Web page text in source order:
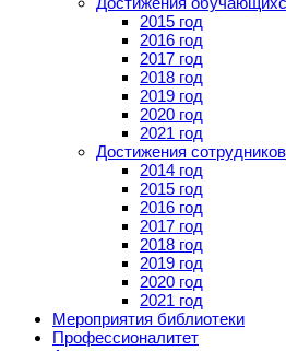
2015 год
2016 год
2017 год
2018 год
2019 год
2020 год
2021 год
Достижения сотрудников
2014 год
2015 год
2016 год
2017 год
2018 год
2019 год
2020 год
2021 год
Мероприятия библиотеки
Профессионалитет